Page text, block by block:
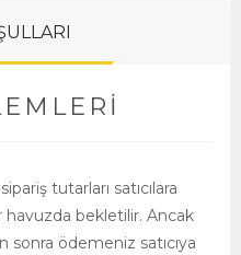
tutarları satıcılara
havuzda bekletilir. Ancak
ödemeniz satıcıya